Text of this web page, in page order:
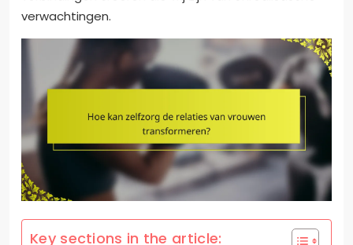
verwachtingen.
Key sections in the article: